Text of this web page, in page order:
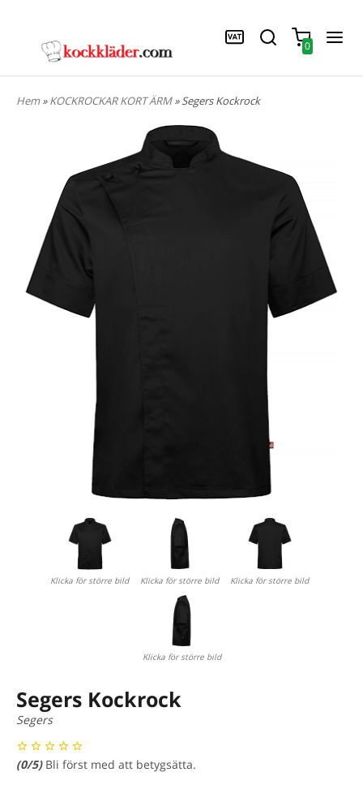
0
Hem»KOCKROCKAR KORT ÄRM» Segers Kockrock
Klicka för större bild Klicka för större bild Klicka för större bild
Klicka för större bild
Segers Kockrock
Segers
(0/5) Bli först med att betygsätta.